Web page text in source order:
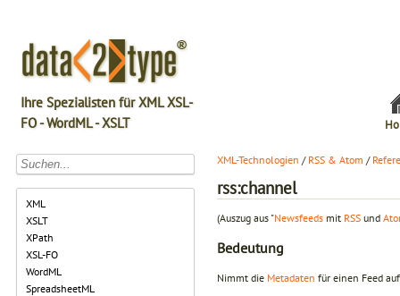
Ihre Spezialisten für XML XSL-
FO - WordML - XSLT
XML
XSLT
XPath
XSL-FO
WordML
SpreadsheetML
XML-Technologien / RSS & Atom /
rss:channel
(Auszug aus "Newsfeeds mit RSS und
Bedeutung
Nimmt die Metadaten für einen Feed